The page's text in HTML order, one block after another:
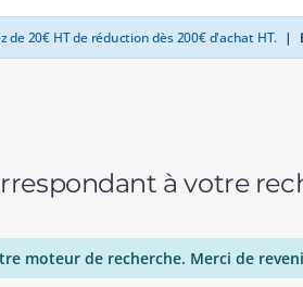
de 20€ HT de réduction dès 200€ d'achat HT. |
à votre
moteur de recherche. Merci de